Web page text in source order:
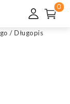
0
/ Długopis